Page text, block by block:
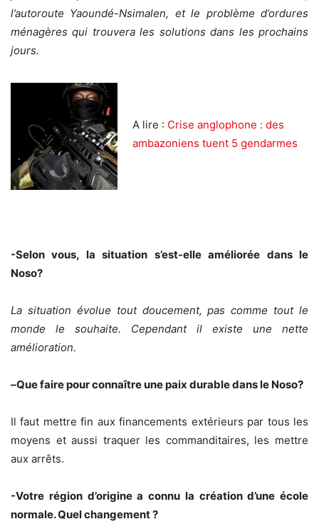
l’autoroute Yaoundé-Nsimalen, et le problème d’ordures
ménagères qui trouvera les solutions dans les prochains
jours.
A lire : Crise anglophone : des
ambazoniens tuent 5 gendarmes
-Selon vous, la situation s’est-elle améliorée dans le
Noso?
La situation évolue tout doucement, pas comme tout le
monde le souhaite. Cependant il existe une nette
amélioration.
–Que faire pour connaître une paix durable dans le Noso?
Il faut mettre fin aux financements extérieurs par tous les
moyens et aussi traquer les commanditaires, les mettre
aux arrêts.
-Votre région d’origine a connu la création d’une école
normale. Quel changement ?